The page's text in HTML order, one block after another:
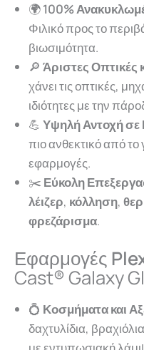
🌍100%
Φιλικό προς το
βιωσιμότητα.
🔎 Άριστες Οπτικές
χάνει τις οπτικές,
ιδιότητες με την
💪 Υψηλή Αντοχή σε
πιο ανθεκτικό από το
εφαρμογές.
✂️ Εύκολη
λέιζερ, κόλληση,
φρεζάρισμα.
Εφαρμογές
Cast® Galaxy
💍 Κοσμήματα και
δαχτυλίδια,